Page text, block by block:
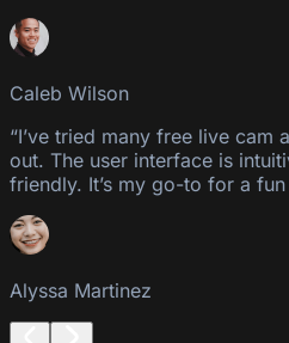
Caleb Wilson
“I’ve tried many free live cam
out. The user interface is
friendly. It’s my go-to for a
Alyssa Martinez